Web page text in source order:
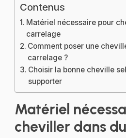
Contenus
Matériel nécessaire pour
carrelage
Comment poser une
carrelage ?
Choisir la bonne cheville
supporter
Matériel
cheviller dans